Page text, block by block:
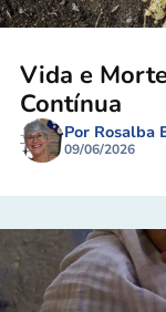
Vida e
Contínua
Por Rosalba
09/06/2026